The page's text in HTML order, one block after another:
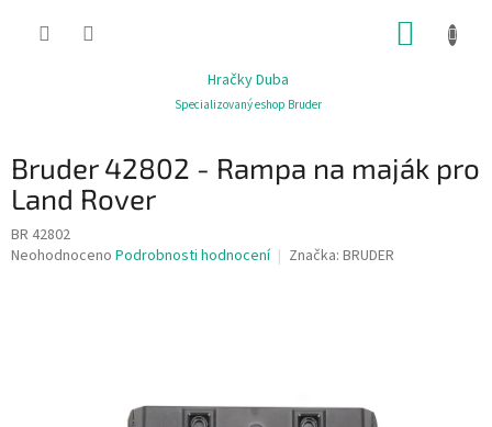
Hračky Duba
Specializovaný eshop Bruder
Bruder 42802 - Rampa na maják pro
Land Rover
BR 42802
Průměrné
Neohodnoceno Podrobnosti hodnocení Značka: BRUDER